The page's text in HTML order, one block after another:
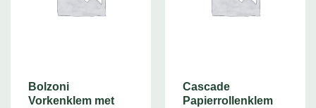
Bolzoni
Vorkenklem met
Cascade
Papierrollenklem